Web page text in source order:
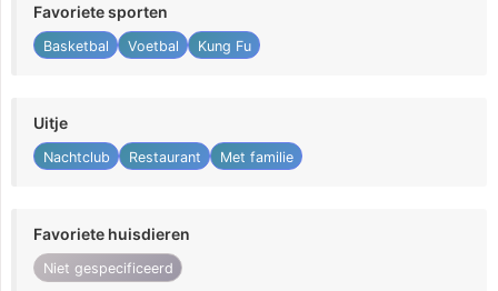
Favoriete sporten
Basketbal Voetbal Kung Fu
Uitje
Nachtclub Restaurant Met familie
Favoriete huisdieren
Niet gespecificeerd